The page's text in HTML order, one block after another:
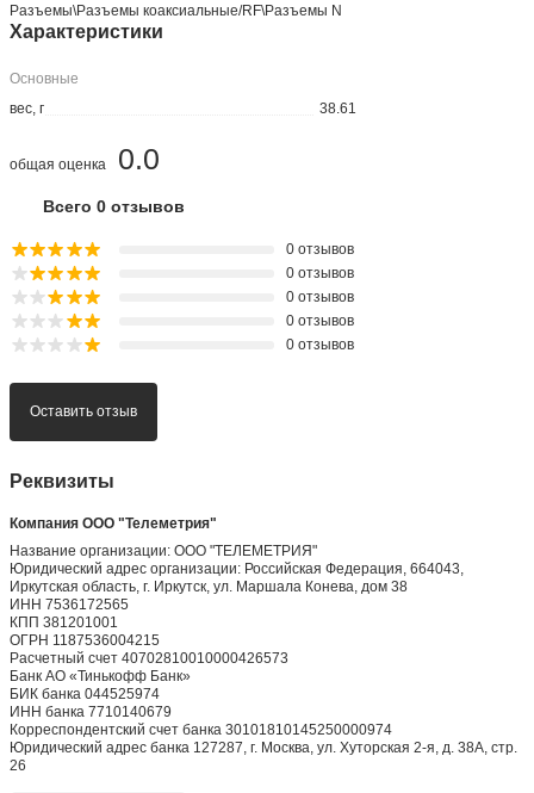
Разъeмы\Разъeмы коаксиальные/RF\Разъeмы N
Характеристики
Основные
вес, г
38.61
0.0
общая оценка
Всего 0 отзывов
0 отзывов
0 отзывов
0 отзывов
0 отзывов
0 отзывов
Оставить отзыв
Реквизиты
Компания ООО "Телеметрия"
Название организации: ООО "ТЕЛЕМЕТРИЯ"
Юридический адрес организации: Российская Федерация, 664043,
Иркутская область, г. Иркутск, ул. Маршала Конева, дом 38
ИНН 7536172565
КПП 381201001
ОГРН 1187536004215
Расчетный счет 40702810010000426573
Банк АО «Тинькофф Банк»
БИК банка 044525974
ИНН банка 7710140679
Корреспондентский счет банка 30101810145250000974
Юридический адрес банка 127287, г. Москва, ул. Хуторская 2-я, д. 38А, стр.
26